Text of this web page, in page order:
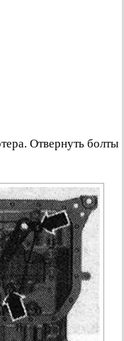
Отвернуть болты